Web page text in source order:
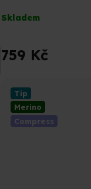
hodnocení
je
5,0
hvězdiček.
Skladem
759 Kč
Tip
Merino
Compress